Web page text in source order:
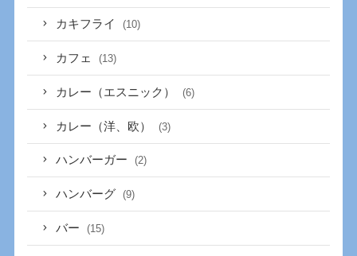
カキフライ (10)
カフェ (13)
カレー（エスニック） (6)
カレー（洋、欧） (3)
ハンバーガー (2)
ハンバーグ (9)
バー (15)